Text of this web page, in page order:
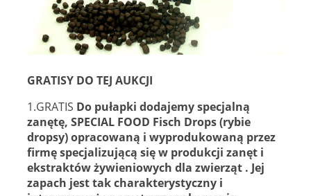
GRATISY DO TEJ AUKCJI
1.GRATIS Do pułapki dodajemy specjalną
zanętę, SPECIAL FOOD Fisch Drops (rybie
dropsy) opracowaną i wyprodukowaną przez
firmę specjalizującą się w produkcji zanęt i
ekstraktów żywieniowych dla zwierząt . Jej
zapach jest tak charakterystyczny i